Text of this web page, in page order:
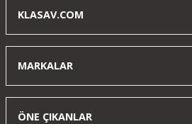
KLASAV.COM
MARKALAR
ÖNE ÇIKANLAR